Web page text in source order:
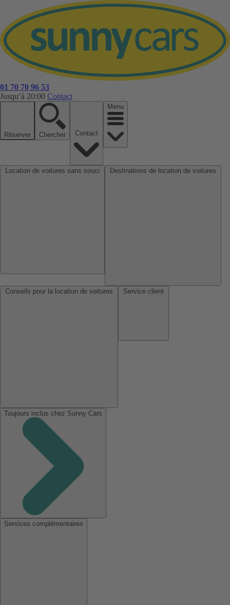
01 70 70 96 53
Jusqu’à 20:00 Contact
Réserver Chercher
Menu
Toujours inclus chez Sunny Cars
Services complémentaires